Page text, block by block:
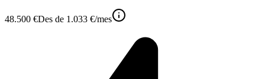
48.500 €Des de 1.033 €/mes